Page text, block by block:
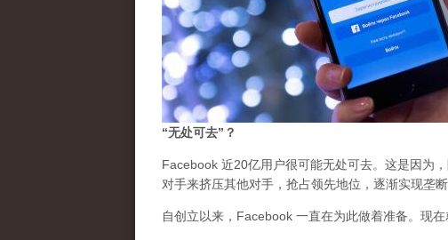
“无处可去”？
Facebook 近20亿用户很可能无处可去。这是因为
对手来挤压其他对手，抢占领先地位，逐渐实现垄
自创立以来，Facebook 一直在为此做着准备。现在